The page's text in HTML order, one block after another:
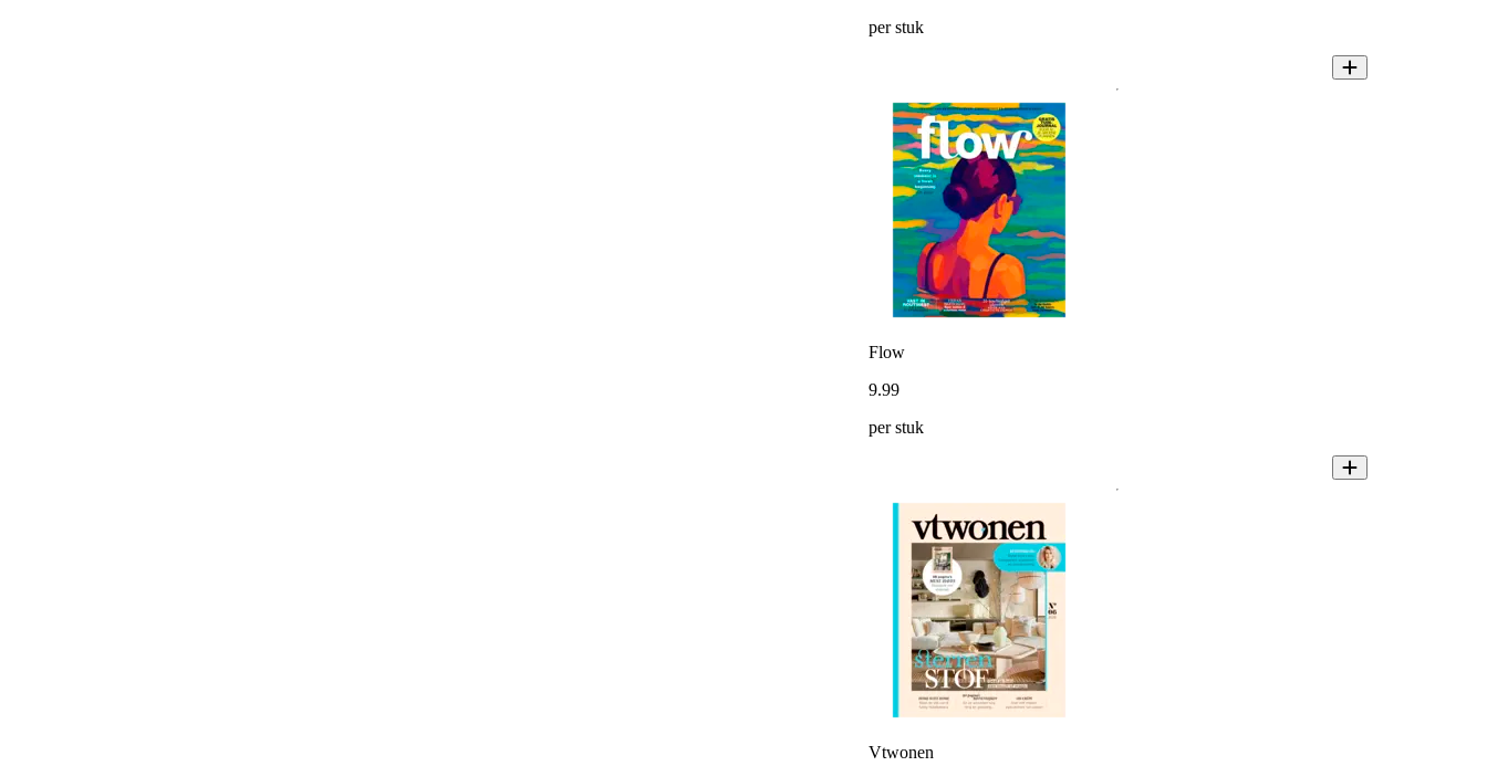
per stuk
Flow
9.99
per stuk
Vtwonen